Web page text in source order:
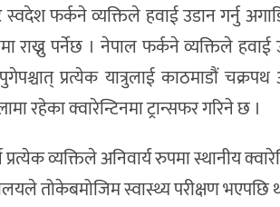
स्वदेश फर्कने व्यक्तिले हवाई उडान गर्नु
राख्नु पर्नेछ । नेपाल फर्कने व्यक्तिले
प्रत्येक यात्रुलाई काठमाडौं
रहेका क्वारेन्टिनमा ट्रान्सफर गरिने छ ।
व्यक्तिले अनिवार्य रुपमा स्थानीय
तोकेबमोजिम स्वास्थ्य परीक्षण भएपछि